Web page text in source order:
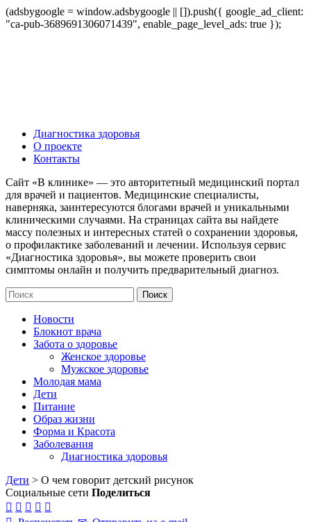
(adsbygoogle = window.adsbygoogle || []).push({ google_ad_client:
"ca-pub-3689691306071439", enable_page_level_ads: true });
Диагностика здоровья
О проекте
Контакты
Сайт «В клинике» — это авторитетный медицинский портал
для врачей и пациентов. Медицинские специалисты,
наверняка, заинтересуются блогами врачей и уникальными
клиническими случаями. На страницах сайта вы найдете
массу полезных и интересных статей о сохранении здоровья,
о профилактике заболеваний и лечении. Используя сервис
«Диагностика здоровья», вы можете проверить свои
симптомы онлайн и получить предварительный диагноз.
Новости
Блокнот врача
Забота о здоровье
Женское здоровье
Мужское здоровье
Молодая мама
Дети
Питание
Образ жизни
Форма и Красота
Заболевания
Диагностика здоровья
Дети > О чем говорит детский рисунок
Социальные сети Поделиться
    